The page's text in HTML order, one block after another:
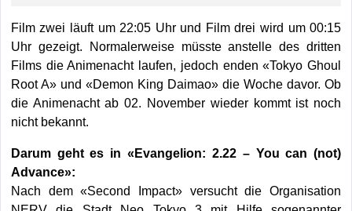
Film zwei läuft um 22:05 Uhr und Film drei wird um 00:15
Uhr gezeigt. Normalerweise müsste anstelle des dritten
Films die Animenacht laufen, jedoch enden «Tokyo Ghoul
Root A» und «Demon King Daimao» die Woche davor. Ob
die Animenacht ab 02. November wieder kommt ist noch
nicht bekannt.
Darum geht es in «Evangelion: 2.22 – You can (not)
Advance»:
Nach dem «Second Impact» versucht die Organisation